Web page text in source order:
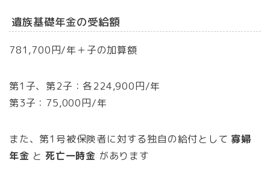
遺族基礎年金の受給額
781,700円/年＋子の加算額
第1子、第2子：各224,900円/年
第3子：75,000円/年
また、第1号被保険者に対する独自の給付として 寡婦
年金 と 死亡一時金 があります